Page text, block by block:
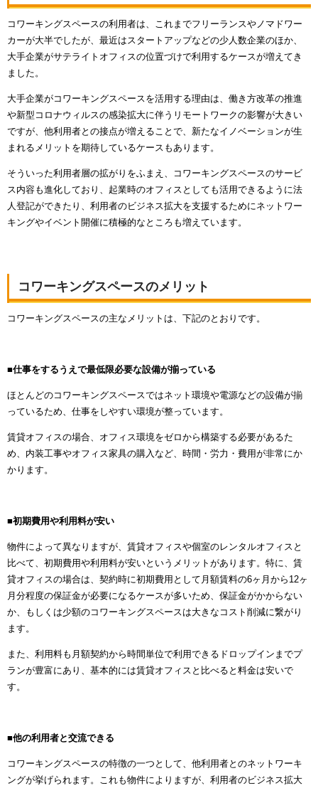
コワーキングスペースの利用者は、これまでフリーランスやノマドワー
カーが大半でしたが、最近はスタートアップなどの少人数企業のほか、
大手企業がサテライトオフィスの位置づけで利用するケースが増えてき
ました。
大手企業がコワーキングスペースを活用する理由は、働き方改革の推進
や新型コロナウィルスの感染拡大に伴うリモートワークの影響が大きい
ですが、他利用者との接点が増えることで、新たなイノベーションが生
まれるメリットを期待しているケースもあります。
そういった利用者層の拡がりをふまえ、コワーキングスペースのサービ
ス内容も進化しており、起業時のオフィスとしても活用できるように法
人登記ができたり、利用者のビジネス拡大を支援するためにネットワー
キングやイベント開催に積極的なところも増えています。
コワーキングスペースのメリット
コワーキングスペースの主なメリットは、下記のとおりです。
■仕事をするうえで最低限必要な設備が揃っている
ほとんどのコワーキングスペースではネット環境や電源などの設備が揃
っているため、仕事をしやすい環境が整っています。
賃貸オフィスの場合、オフィス環境をゼロから構築する必要があるた
め、内装工事やオフィス家具の購入など、時間・労力・費用が非常にか
かります。
■初期費用や利用料が安い
物件によって異なりますが、賃貸オフィスや個室のレンタルオフィスと
比べて、初期費用や利用料が安いというメリットがあります。特に、賃
貸オフィスの場合は、契約時に初期費用として月額賃料の6ヶ月から12ヶ
月分程度の保証金が必要になるケースが多いため、保証金がかからない
か、もしくは少額のコワーキングスペースは大きなコスト削減に繋がり
ます。
また、利用料も月額契約から時間単位で利用できるドロップインまでプ
ランが豊富にあり、基本的には賃貸オフィスと比べると料金は安いで
す。
■他の利用者と交流できる
コワーキングスペースの特徴の一つとして、他利用者とのネットワーキ
ングが挙げられます。これも物件によりますが、利用者のビジネス拡大